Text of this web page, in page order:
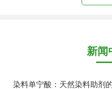
新闻
染料单宁酸：天然染料助剂